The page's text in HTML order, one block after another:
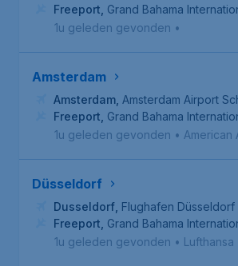
Freeport Grand Bahama
1u geleden gevonden •
Amsterdam
Amsterdam Amsterdam Airport
Freeport Grand Bahama
1u geleden gevonden • American
Düsseldorf
Dusseldorf Flughafen Düsseldorf
Freeport Grand Bahama
1u geleden gevonden • Lufthansa